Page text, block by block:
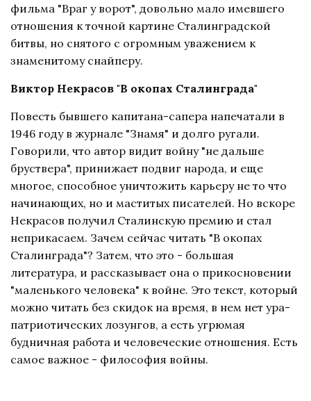
фильма "Враг у ворот", довольно мало имевшего
отношения к точной картине Сталинградской
битвы, но снятого с огромным уважением к
знаменитому снайперу.
Виктор Некрасов "В окопах Сталинграда"
Повесть бывшего капитана-сапера напечатали в
1946 году в журнале "Знамя" и долго ругали.
Говорили, что автор видит войну "не дальше
бруствера", принижает подвиг народа, и еще
многое, способное уничтожить карьеру не то что
начинающих, но и маститых писателей. Но вскоре
Некрасов получил Сталинскую премию и стал
неприкасаем. Зачем сейчас читать "В окопах
Сталинграда"? Затем, что это - большая
литература, и рассказывает она о прикосновении
"маленького человека" к войне. Это текст, который
можно читать без скидок на время, в нем нет ура-
патриотических лозунгов, а есть угрюмая
будничная работа и человеческие отношения. Есть
самое важное - философия войны.